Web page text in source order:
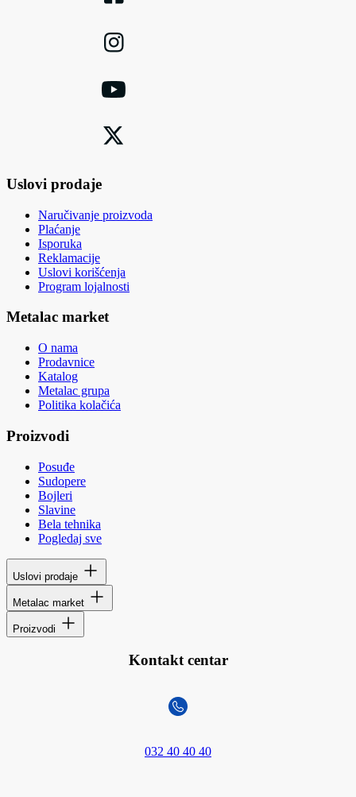
Uslovi prodaje
Naručivanje proizvoda
Plaćanje
Isporuka
Reklamacije
Uslovi korišćenja
Program lojalnosti
Metalac market
O nama
Prodavnice
Katalog
Metalac grupa
Politika kolačića
Proizvodi
Posuđe
Sudopere
Bojleri
Slavine
Bela tehnika
Pogledaj sve
Uslovi prodaje
Metalac market
Proizvodi
Kontakt centar
032 40 40 40